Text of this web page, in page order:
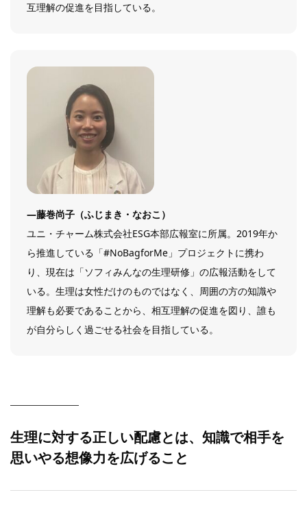
互理解の促進を目指している。
―藤巻尚子（ふじまき・なおこ）
ユニ・チャーム株式会社ESG本部広報室に所属。2019年か
ら推進している「#NoBagforMe」プロジェクトに携わ
り、現在は「ソフィみんなの生理研修」の広報活動をして
いる。生理は女性だけのものではなく、周囲の方の知識や
理解も必要であることから、相互理解の促進を図り、誰も
が自分らしく過ごせる社会を目指している。
生理に対する正しい配慮とは、知識で相手を
思いやる想像力を広げること